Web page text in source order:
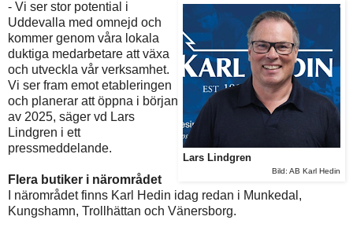
Lars Lindgren
Bild: AB Karl Hedin
- Vi ser stor potential i
Uddevalla med omnejd och
kommer genom våra lokala
duktiga medarbetare att växa
och utveckla vår verksamhet.
Vi ser fram emot etableringen
och planerar att öppna i början
av 2025, säger vd Lars
Lindgren i ett
pressmeddelande.
Flera butiker i närområdet
I närområdet finns Karl Hedin idag redan i Munkedal,
Kungshamn, Trollhättan och Vänersborg.